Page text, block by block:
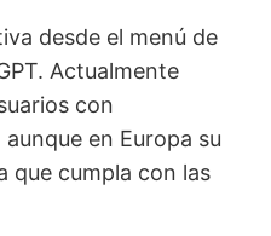
desde el menú de
Actualmente
con
en Europa su
que cumpla con las